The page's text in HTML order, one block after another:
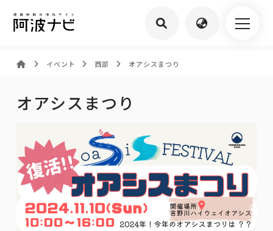
イベント 西部 オアシスまつり
オアシスまつり